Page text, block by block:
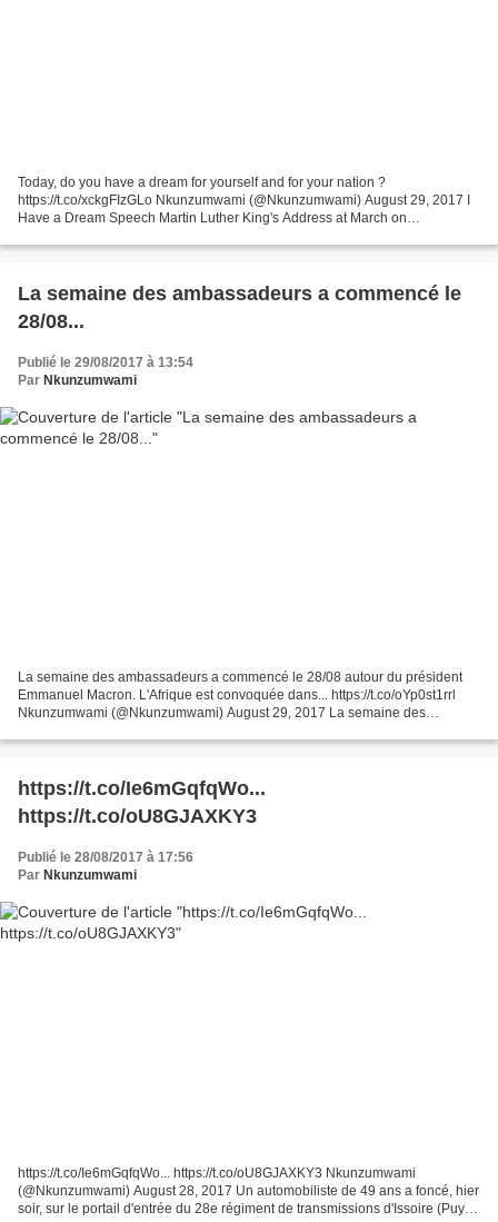
Today, do you have a dream for yourself and for your nation ?
https://t.co/xckgFIzGLo Nkunzumwami (@Nkunzumwami) August 29, 2017 I
Have a Dream Speech Martin Luther King's Address at March on
La semaine des ambassadeurs a commencé le
28/08...
Publié le 29/08/2017 à 13:54
Par Nkunzumwami
La semaine des ambassadeurs a commencé le 28/08 autour du président
Emmanuel Macron. L'Afrique est convoquée dans... https://t.co/oYp0st1rrl
Nkunzumwami (@Nkunzumwami) August 29, 2017 La semaine des
https://t.co/Ie6mGqfqWo...
https://t.co/oU8GJAXKY3
Publié le 28/08/2017 à 17:56
Par Nkunzumwami
https://t.co/Ie6mGqfqWo... https://t.co/oU8GJAXKY3 Nkunzumwami
(@Nkunzumwami) August 28, 2017 Un automobiliste de 49 ans a foncé, hier
soir, sur le portail d'entrée du 28e régiment de transmissions d'Issoire (Puy-